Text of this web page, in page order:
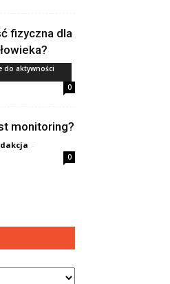
fizyczna dla
do aktywności
0
monitoring?
-
0